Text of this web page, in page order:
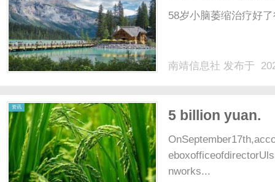
58岁小脑萎缩治疗好
南靖信息社 发布于
资讯
5 billion yuan.
nworks...